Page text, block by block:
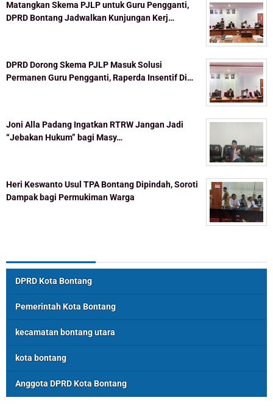
Matangkan Skema PJLP untuk Guru Pengganti,
DPRD Bontang Jadwalkan Kunjungan Kerj…
DPRD Dorong Skema PJLP Masuk Solusi
Permanen Guru Pengganti, Raperda Insentif Di…
Joni Alla Padang Ingatkan RTRW Jangan Jadi
“Jebakan Hukum” bagi Masy…
Heri Keswanto Usul TPA Bontang Dipindah, Soroti
Dampak bagi Permukiman Warga
DPRD Kota Bontang
Pemerintah Kota Bontang
kecamatan bontang utara
kota bontang
Anggota DPRD Kota Bontang